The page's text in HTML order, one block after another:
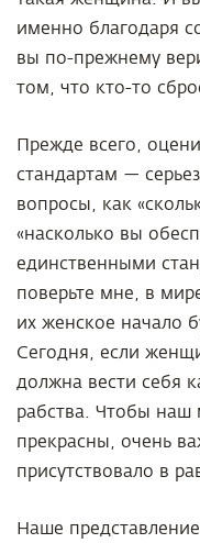
именно благодаря
вы по-прежнему
том, что кто-то
Прежде всего,
стандартам —
вопросы, как
«насколько вы
единственными
поверьте мне, в
их женское начало
Сегодня, если
должна вести себя
рабства. Чтобы
прекрасны, очень
присутствовало в
Наше